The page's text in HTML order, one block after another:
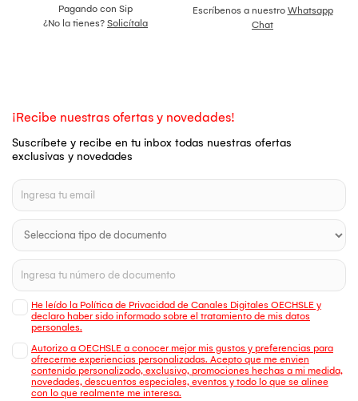
Pagando con Sip
¿No la tienes? Solicítala
Escríbenos a nuestro Whatsapp
Chat
¡Recibe nuestras ofertas y novedades!
Suscríbete y recibe en tu inbox todas nuestras ofertas
exclusivas y novedades
He leído la Política de Privacidad de Canales Digitales OECHSLE y
declaro haber sido informado sobre el tratamiento de mis datos
personales.
Autorizo a OECHSLE a conocer mejor mis gustos y preferencias para
ofrecerme experiencias personalizadas. Acepto que me envien
contenido personalizado, exclusivo, promociones hechas a mi medida,
novedades, descuentos especiales, eventos y todo lo que se alinee
con lo que realmente me interesa.